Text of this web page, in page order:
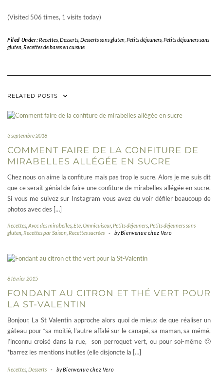
(Visited 506 times, 1 visits today)
Filed Under:Recettes, Desserts, Desserts sans gluten, Petits déjeuners, Petits déjeuners sans
gluten Recettes de bases en cuisine
RELATED POSTS
3 septembre 2018
COMMENT FAIRE DE LA CONFITURE DE
MIRABELLES ALLÉGÉE EN SUCRE
Chez nous on aime la confiture mais pas trop le sucre. Alors je me suis dit
que ce serait génial de faire une confiture de mirabelles allégée en sucre.
Si vous me suivez sur Instagram vous avez du voir défiler beaucoup de
photos avec des […]
Recettes Avec des mirabelles Eté Omnicuiseur, Petits déjeuners Petits déjeuners sans
gluten Recettes par Saison Recettes sucrées - byBienvenue chez Vero
8 février 2015
FONDANT AU CITRON ET THÉ VERT POUR
LA ST-VALENTIN
Bonjour, La St Valentin approche alors quoi de mieux de que réaliser un
gâteau pour *sa moitié, l’autre affalé sur le canapé, sa maman, sa mémé,
l’inconnu croisé dans la rue, son perroquet vert, ou pour soi-même 🙂
*barrez les mentions inutiles (elle disjoncte la […]
Recettes Desserts - byBienvenue chez Vero